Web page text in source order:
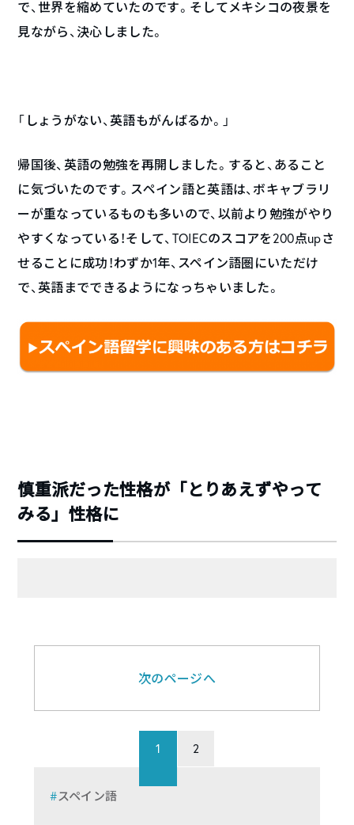
で、世界を縮めていたのです。そしてメキシコの夜景を
見ながら、決心しました。
「しょうがない、英語もがんばるか。」
帰国後、英語の勉強を再開しました。すると、あること
に気づいたのです。スペイン語と英語は、ボキャブラリ
ーが重なっているものも多いので、以前より勉強がやり
やすくなっている！そして、TOIECのスコアを200点upさ
せることに成功！わずか1年、スペイン語圏にいただけ
で、英語までできるようになっちゃいました。
慎重派だった性格が「とりあえずやって
みる」性格に
1 2
次のページへ
スペイン語